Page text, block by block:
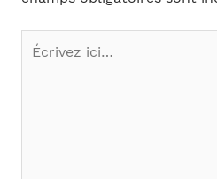
Écrivez
ici…